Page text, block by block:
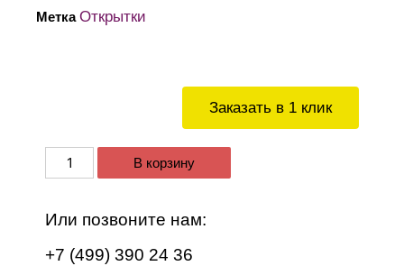
Заказать в 1 клик
В корзину
Или позвоните нам:
+7 (499) 390 24 36
Метка Открытки